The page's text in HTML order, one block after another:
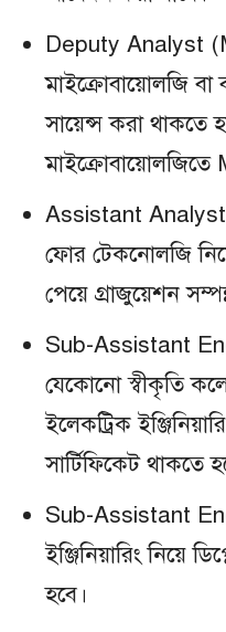
Deputy Analyst
মাইক্রোবায়োলজি বা
সায়েন্স করা থাকতে
মাইক্রোবায়োলজিতে
Assistant Analyst :
ফোর টেকনোলজি
পেয়ে গ্রাজুয়েশন
Sub-Assistant
যেকোনো স্বীকৃতি
ইলেকট্রিক
সার্টিফিকেট থাকতে
Sub-Assistant
ইঞ্জিনিয়ারিং নিয়ে
হবে।